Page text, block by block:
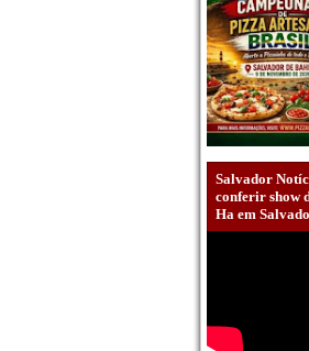
Salvador
conferir show
Ha em